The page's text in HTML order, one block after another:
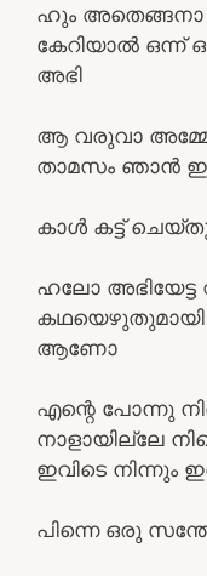
ഹും
കേറിയാൽ ഒന്ന്
അഭി
ആ വരുവാ
താമസം ഞാൻ
കാൾ കട്ട്‌ ചെയ്തു
ഹലോ
കഥയെഴുതുമായി
ആണോ
എന്റെ പോന്നു
നാളായില്ലേ
ഇവിടെ നിന്നും
പിന്നെ ഒരു